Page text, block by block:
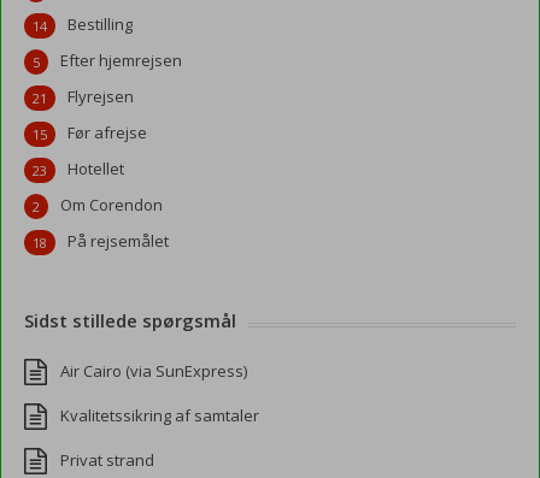
Bestilling
14
Efter hjemrejsen
5
Flyrejsen
21
Før afrejse
15
Hotellet
23
Om Corendon
2
På rejsemålet
18
Sidst stillede spørgsmål
Air Cairo (via SunExpress)
Kvalitetssikring af samtaler
Privat strand